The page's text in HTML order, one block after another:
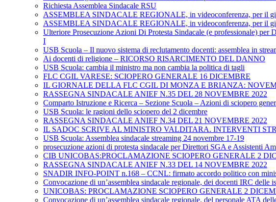
Richiesta Assemblea Sindacale RSU
ASSEMBLEA SINDACALE REGIONALE, in videoconferenza, per il
ASSEMBLEA SINDACALE REGIONALE, in videoconferenza, per il
Ulteriore Prosecuzione Azioni Di Protesta Sindacale (e professionale)
I
USB Scuola – Il nuovo sistema di reclutamento docenti: assemblea in
Ai docenti di religione – RICORSO RISARCIMENTO DEL DANNO
USB Scuola: cambia il ministro ma non cambia la politica di tagli
FLC CGIL VARESE: SCIOPERO GENERALE 16 DICEMBRE
IL GIORNALE DELLA FLC CGIL DI MONZA E BRIANZA:
RASSEGNA SINDACALE ANIEF N.35 DEL 28 NOVEMBRE 2022
Comparto Istruzione e Ricerca – Sezione Scuola – Azioni di sciopero
USB Scuola: le ragioni dello sciopero del 2 dicembre
RASSEGNA SINDACALE ANIEF N.34 DEL 21 NOVEMBRE 2022
IL SADOC SCRIVE AL MINISTRO VALDITARA. INTERVENTI
USB Scuola: Assemblea sindacale streaming 24 novembre 17-19
prosecuzione azioni di protesta sindacale per Direttori SGA e Assistenti
CIB UNICOBAS:PROCLAMAZIONE SCIOPERO GENERALE 2
RASSEGNA SINDACALE ANIEF N.33 DEL 14 NOVEMBRE 2022
SNADIR INFO-POINT n.168 – CCNL: firmato accordo politico con
Convocazione di un’assemblea sindacale regionale, dei docenti IRC
UNICOBAS: PROCLAMAZIONE SCIOPERO GENERALE 2
Convocazione di un’assemblea sindacale regionale, del personale ATA